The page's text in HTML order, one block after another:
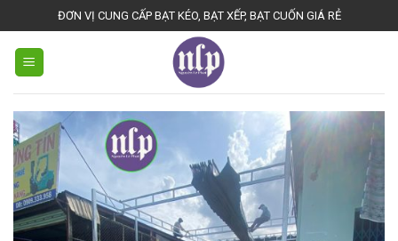
to
content
ĐƠN VỊ CUNG CẤP BẠT KÉO, BẠT XẾP, BẠT CUỐN GIÁ RẺ